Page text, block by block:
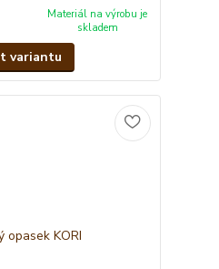
Materiál na výrobu je
skladem
variantu